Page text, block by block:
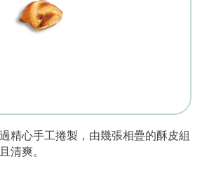
精心手工捲製，由幾張相疊的酥皮組
清爽。